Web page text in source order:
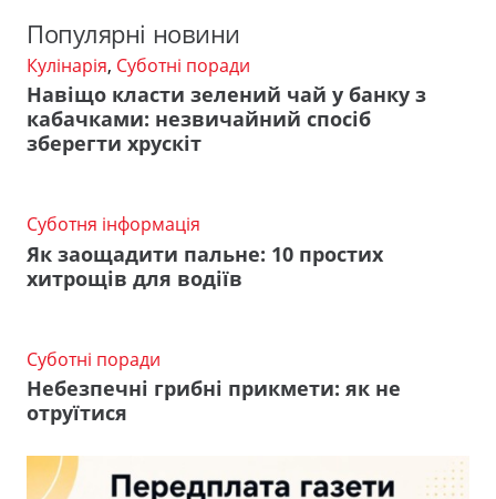
Популярні новини
Кулінарія, Суботні поради
Навіщо класти зелений чай у банку з
кабачками: незвичайний спосіб
зберегти хрускіт
Суботня інформація
Як заощадити пальне: 10 простих
хитрощів для водіїв
Суботні поради
Небезпечні грибні прикмети: як не
отруїтися